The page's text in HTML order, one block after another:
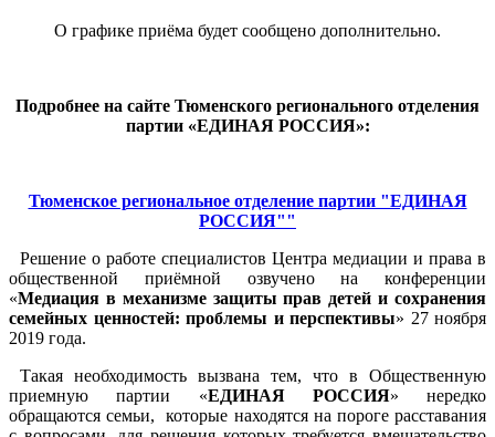
О графике приёма будет сообщено дополнительно.
Подробнее на сайте Тюменского регионального отделения
партии «ЕДИНАЯ РОССИЯ»:
Тюменское региональное отделение партии "ЕДИНАЯ
РОССИЯ""
Решение о работе специалистов Центра медиации и права в
общественной приёмной озвучено на конференции
«Медиация в механизме защиты прав детей и сохранения
семейных ценностей: проблемы и перспективы» 27 ноября
2019 года.
Такая необходимость вызвана тем, что в Общественную
приемную партии «ЕДИНАЯ РОССИЯ» нередко
обращаются семьи, которые находятся на пороге расставания